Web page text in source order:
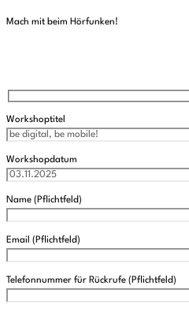
Mach mit beim Hörfunken!
Workshoptitel
Workshopdatum
Name (Pflichtfeld)
Email (Pflichtfeld)
Telefonnummer für Rückrufe (Pflichtfeld)